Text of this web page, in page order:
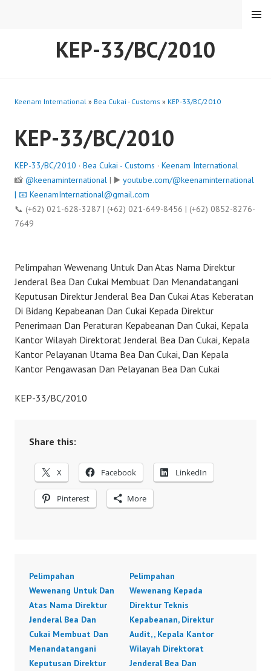
KEP-33/BC/2010
MENU
Keenam International » Bea Cukai - Customs » KEP-33/BC/2010
KEP-33/BC/2010
KEP-33/BC/2010 · Bea Cukai - Customs · Keenam International
📸 @keenaminternational | ▶️ youtube.com/@keenaminternational
| 📧 KeenamInternational@gmail.com
📞 (+62) 021-628-3287 | (+62) 021-649-8456 | (+62) 0852-8276-
7649
Pelimpahan Wewenang Untuk Dan Atas Nama Direktur
Jenderal Bea Dan Cukai Membuat Dan Menandatangani
Keputusan Direktur Jenderal Bea Dan Cukai Atas Keberatan
Di Bidang Kepabeanan Dan Cukai Kepada Direktur
Penerimaan Dan Peraturan Kepabeanan Dan Cukai, Kepala
Kantor Wilayah Direktorat Jenderal Bea Dan Cukai, Kepala
Kantor Pelayanan Utama Bea Dan Cukai, Dan Kepala
Kantor Pengawasan Dan Pelayanan Bea Dan Cukai
KEP-33/BC/2010
Share this:
X Facebook LinkedIn
Pinterest More
Pelimpahan
Wewenang Untuk Dan
Atas Nama Direktur
Jenderal Bea Dan
Cukai Membuat Dan
Menandatangani
Keputusan Direktur
Pelimpahan
Wewenang Kepada
Direktur Teknis
Kepabeanan, Direktur
Audit, , Kepala Kantor
Wilayah Direktorat
Jenderal Bea Dan